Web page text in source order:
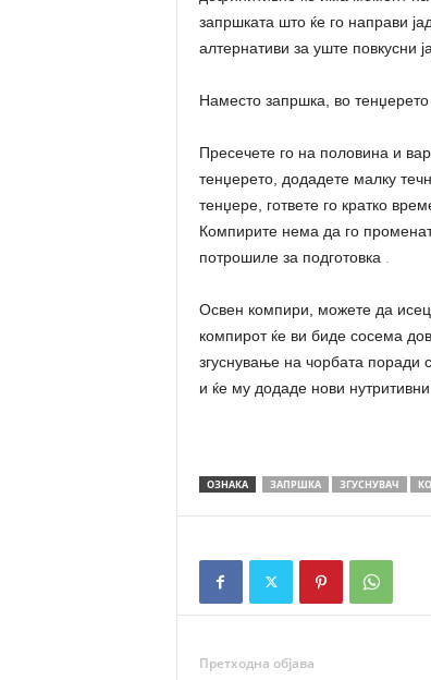
запршката што ќе го направи
алтернативи за уште повкусни
Наместо запршка, во
Пресечете го на половина и
тенџерето, додадете малку
тенџере, гответе го кратко
Компирите нема да го
потрошиле за подготовка
Освен компири, можете да
компирот ќе ви биде сосема
згуснување на чорбата поради
и ќе му додаде нови нутритивни
ОЗНАКА ЗАПРШКА ЗГУСНУВАЧ
Претходна објава